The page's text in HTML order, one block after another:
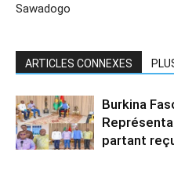
Sawadogo
ARTICLES CONNEXES
Burkina
partant